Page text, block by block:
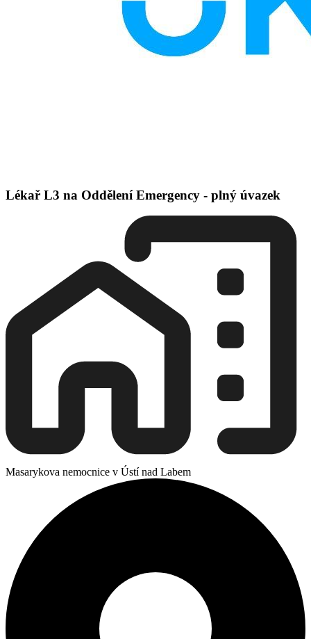
Lékař L3 na Oddělení Emergency - plný úvazek
Masarykova nemocnice v Ústí nad Labem